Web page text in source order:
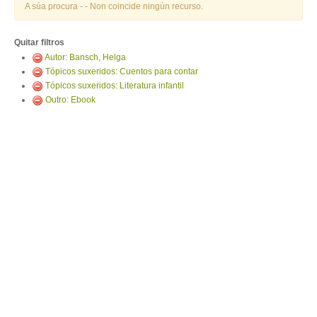
A súa procura - - Non coincide ningún recurso.
Quitar filtros
Autor: Bansch, Helga
Tópicos suxeridos: Cuentos para contar
Tópicos suxeridos: Literatura infantil
Outro: Ebook